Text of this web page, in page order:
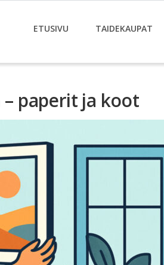
ETUSIVU TAIDEKAUPAT
paperit ja koot